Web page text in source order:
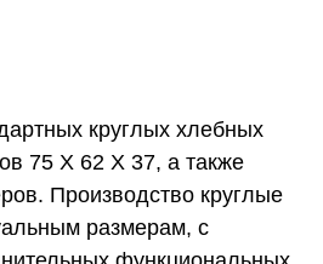
круглых хлебных
75 Х 62 Х 37, а также
Производство круглые
размерам, с